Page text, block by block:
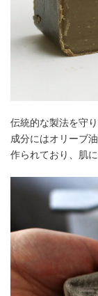
伝統的な製法を守
成分にはオリーブ
作られており、肌